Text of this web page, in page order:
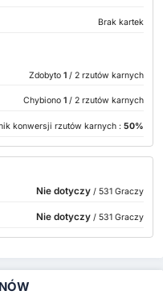
Brak kartek
Zdobyto 1 / 2 rzutów karnych
Chybiono 1 / 2 rzutów karnych
konwersji rzutów karnych : 50%
Nie dotyczy/ 531 Graczy
Nie dotyczy/ 531 Graczy